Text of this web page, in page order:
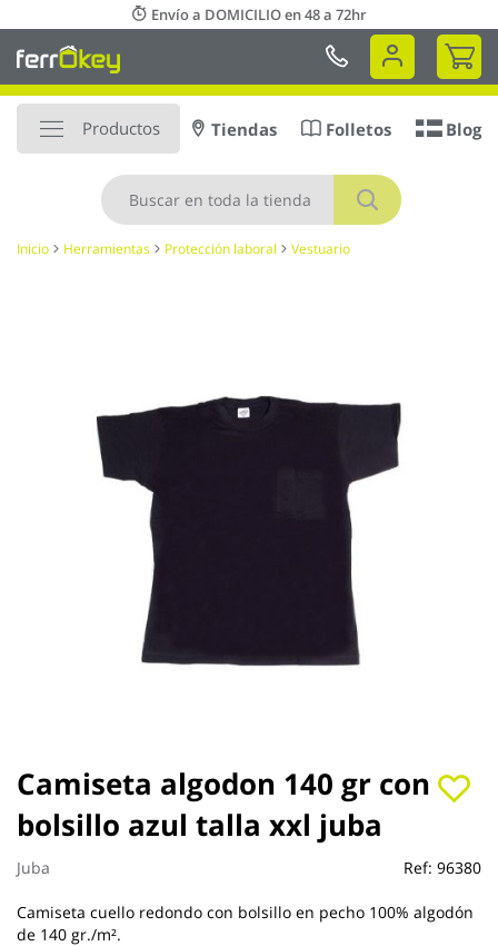
al
contenido
Envío a DOMICILIO en 48 a 72hr
Mi
Productos
Buscar
Tiendas Folletos Blog
Inicio Herramientas Protección laboral Vestuario
Camiseta algodon 140 gr con
bolsillo azul talla xxl juba
Juba Ref: 96380
Camiseta cuello redondo con bolsillo en pecho 100% algodón
de 140 gr./m².
Saltar
al
comienzo
de
la
galería
de
imágenes